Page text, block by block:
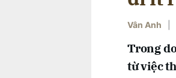
Vân Anh
Trong
từ việc